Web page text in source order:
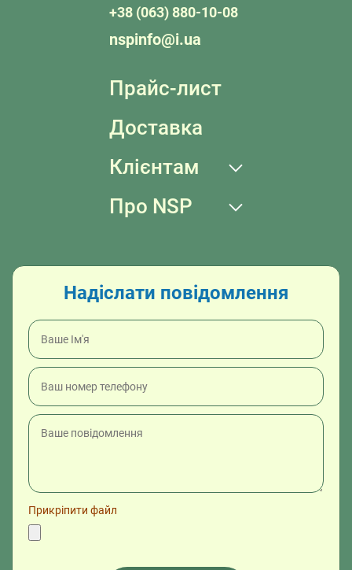
+38 (063) 880-10-08
nspinfo@i.ua
Прайс-лист
Доставка
Клієнтам
Про NSP
Надіслати повідомлення
Прикріпити файл